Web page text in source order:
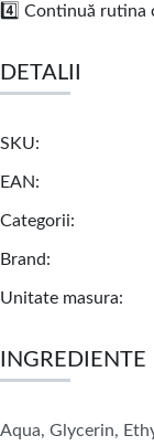
4️⃣ Continuă rutina
DETALII
SKU
EAN
Categorii
Brand
Unitate masura
INGREDIENTE
Aqua, Glycerin,